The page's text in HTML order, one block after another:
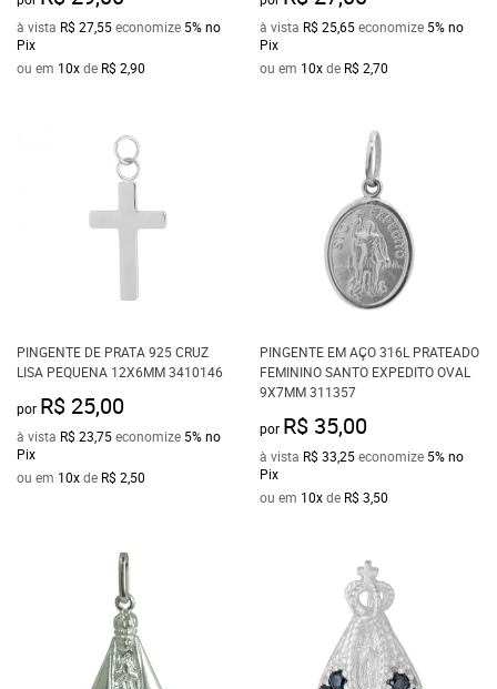
à vista R$ 27,55economize 5%no
Pix
ou em 10xde R$ 2,90
à vista R$ 25,65economize 5%no
Pix
ou em 10xde R$ 2,70
PINGENTE DE PRATA 925 CRUZ
LISA PEQUENA 12X6MM 3410146
por R$ 25,00
à vista R$ 23,75economize 5%no
Pix
ou em 10xde R$ 2,50
PINGENTE EM AÇO 316L PRATEADO
FEMININO SANTO EXPEDITO OVAL
9X7MM 311357
por R$ 35,00
à vista R$ 33,25economize 5%no
Pix
ou em 10xde R$ 3,50